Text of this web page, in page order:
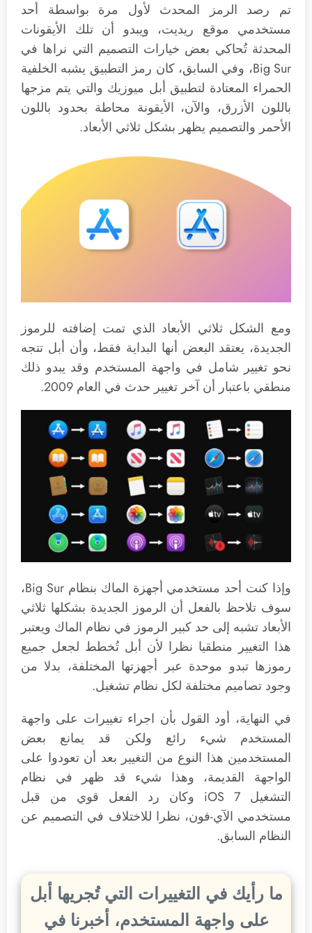
تم رصد الرمز المحدث لأول مرة بواسطة أحد
مستخدمي موقع ريديت، ويبدو أن تلك الأيقونات
المحدثة تُحاكي بعض خيارات التصميم التي نراها في
Big Sur، وفي السابق، كان رمز التطبيق يشبه الخلفية
الحمراء المعتادة لتطبيق أبل ميوزيك والتي يتم مزجها
باللون الأزرق، والآن، الأيقونة محاطة بحدود باللون
الأحمر والتصميم يظهر بشكل ثلاثي الأبعاد.
ومع الشكل ثلاثي الأبعاد الذي تمت إضافته للرموز
الجديدة، يعتقد البعض أنها البداية فقط، وأن أبل تتجه
نحو تغيير شامل في واجهة المستخدم وقد يبدو ذلك
منطقي باعتبار أن آخر تغيير حدث في العام 2009.
وإذا كنت أحد مستخدمي أجهزة الماك بنظام Big Sur،
سوف تلاحظ بالفعل أن الرموز الجديدة بشكلها ثلاثي
الأبعاد تشبه إلى حد كبير الرموز في نظام الماك ويعتبر
هذا التغيير منطقيا نظرا لأن أبل تُخطط لجعل جميع
رموزها تبدو موحدة عبر أجهزتها المختلفة، بدلا من
وجود تصاميم مختلفة لكل نظام تشغيل.
في النهاية، أود القول بأن اجراء تغييرات على واجهة
المستخدم شيء رائع ولكن قد يمانع بعض
المستخدمين هذا النوع من التغيير بعد أن تعودوا على
الواجهة القديمة، وهذا شيء قد ظهر في نظام
التشغيل iOS 7 وكان رد الفعل قوي من قبل
مستخدمي الآي-فون، نظرا للاختلاف في التصميم عن
النظام السابق.
ما رأيك في التغييرات التي تُجريها أبل
على واجهة المستخدم، أخبرنا في